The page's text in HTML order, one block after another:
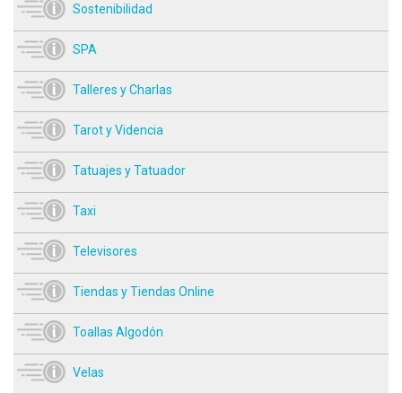
Sostenibilidad
SPA
Talleres y Charlas
Tarot y Videncia
Tatuajes y Tatuador
Taxi
Televisores
Tiendas y Tiendas Online
Toallas Algodón
Velas